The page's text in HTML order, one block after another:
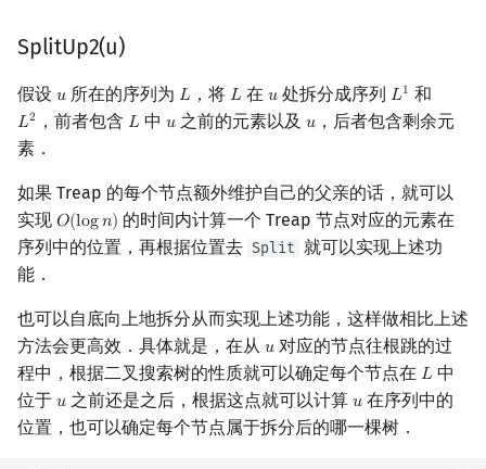
SplitUp2(u)
假设 𝑢
u 所在的序列为 𝐿
L ，将 𝐿
L在 𝑢
u 处拆分成序列 𝐿1
L1 和
𝐿2
L2 ，前者包含 𝐿
L中 𝑢
u之前的元素以及 𝑢
u ，后者包含剩余元
素．
如果 Treap 的每个节点额外维护自己的父亲的话，就可以
实现 𝑂(log𝑛)
O(logn) 的时间内计算一个 Treap 节点对应的元素在
序列中的位置，再根据位置去 Split 就可以实现上述功
能．
也可以自底向上地拆分从而实现上述功能，这样做相比上述
方法会更高效．具体就是，在从 𝑢
u 对应的节点往根跳的过
程中，根据二叉搜索树的性质就可以确定每个节点在 𝐿
L中
位于 𝑢
u 之前还是之后，根据这点就可以计算𝑢
u 在序列中的
位置，也可以确定每个节点属于拆分后的哪一棵树．